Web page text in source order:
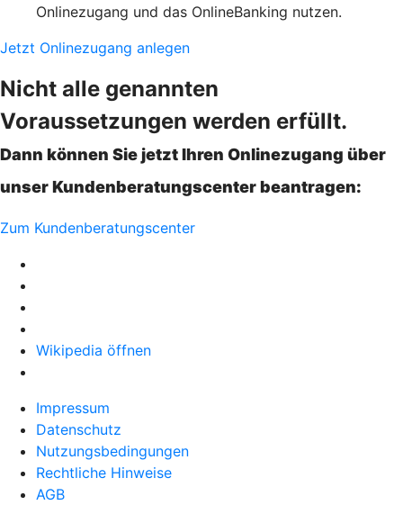
Onlinezugang und das OnlineBanking nutzen.
Jetzt Onlinezugang anlegen
Nicht alle genannten
Voraussetzungen werden erfüllt.
Dann können Sie jetzt Ihren Onlinezugang über
unser Kundenberatungscenter beantragen:
Zum Kundenberatungscenter
Wikipedia öffnen
Impressum
Datenschutz
Nutzungsbedingungen
Rechtliche Hinweise
AGB